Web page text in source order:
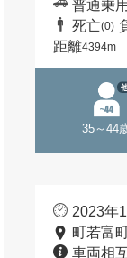
普通乗
死亡(0)
距離4394m
35～44
2023年
町若富
車両相